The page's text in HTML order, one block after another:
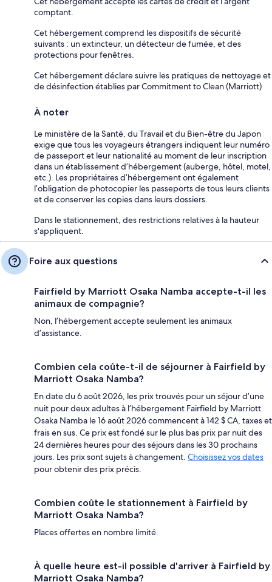
comptant.
Cet hébergement comprend les dispositifs de sécurité
suivants : un extincteur, un détecteur de fumée, et des
protections pour fenêtres.
Cet hébergement déclare suivre les pratiques de nettoyage et
de désinfection établies par Commitment to Clean (Marriott)
À noter
Le ministère de la Santé, du Travail et du Bien-être du Japon
exige que tous les voyageurs étrangers indiquent leur numéro
de passeport et leur nationalité au moment de leur inscription
dans un établissement d’hébergement (auberge, hôtel, motel,
etc.). Les propriétaires d’hébergement ont également
l’obligation de photocopier les passeports de tous leurs clients
et de conserver les copies dans leurs dossiers.
Dans le stationnement, des restrictions relatives à la hauteur
s'appliquent.
Foire aux questions
Fairfield by Marriott Osaka Namba accepte-t-il les
animaux de compagnie?
Non, l’hébergement accepte seulement les animaux
d’assistance.
Combien cela coûte-t-il de séjourner à Fairfield by
Marriott Osaka Namba?
En date du 6 août 2026, les prix trouvés pour un séjour d’une
nuit pour deux adultes à l’hébergement Fairfield by Marriott
Osaka Namba le 16 août 2026 commencent à 142 $ CA, taxes et
frais en sus. Ce prix est fondé sur le plus bas prix par nuit des
24 dernières heures pour des séjours dans les 30 prochains
jours. Les prix sont sujets à changement. Choisissez vos dates
pour obtenir des prix précis.
Combien coûte le stationnement à Fairfield by
Marriott Osaka Namba?
Places offertes en nombre limité.
À quelle heure est-il possible d'arriver à Fairfield by
Marriott Osaka Namba?